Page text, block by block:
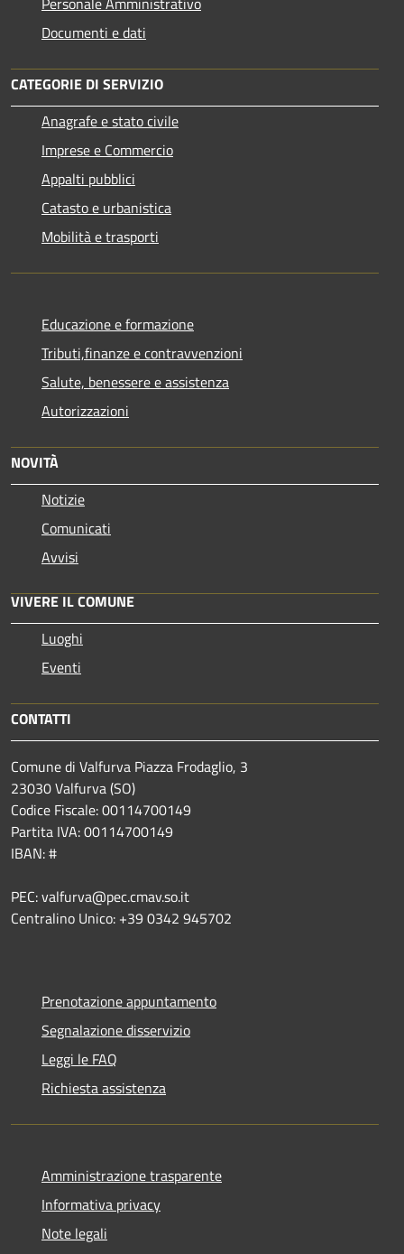
Documenti e dati
CATEGORIE DI SERVIZIO
Anagrafe e stato civile
Imprese e Commercio
Appalti pubblici
Catasto e urbanistica
Mobilità e trasporti
Educazione e formazione
Tributi,finanze e contravvenzioni
Salute, benessere e assistenza
Autorizzazioni
NOVITÀ
Notizie
Comunicati
Avvisi
VIVERE IL COMUNE
Luoghi
Eventi
CONTATTI
Comune di Valfurva Piazza Frodaglio, 3
23030 Valfurva (SO)
Codice Fiscale: 00114700149
Partita IVA: 00114700149
IBAN: #
PEC: valfurva@pec.cmav.so.it
Centralino Unico: +39 0342 945702
Prenotazione appuntamento
Segnalazione disservizio
Leggi le FAQ
Richiesta assistenza
Amministrazione trasparente
Informativa privacy
Note legali